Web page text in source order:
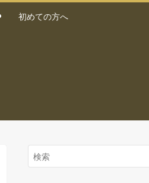
初めての方へ